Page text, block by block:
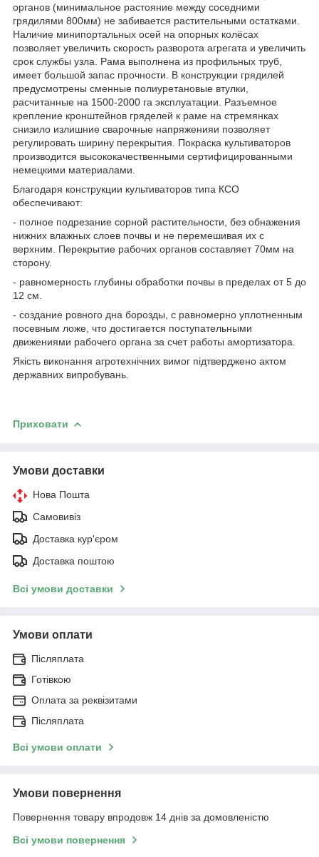
органов (минимальное растояние между соседними
грядилями 800мм) не забивается растительными остатками.
Наличие минипортальных осей на опорных колёсах
позволяет увеличить скорость разворота агрегата и увеличить
срок службы узла. Рама выполнена из профильных труб,
имеет большой запас прочности. В конструкции грядилей
предусмотрены сменные полиуретановые втулки,
расчитанные на 1500-2000 га эксплуатации. Разъемное
крепление кронштейнов гряделей к раме на стремянках
снизило излишние сварочные напряженияи позволяет
регулировать ширину перекрытия. Покраска культиваторов
производится высококачественными сертифицированными
немецкими материалами.
Благодаря конструкции культиваторов типа КСО
обеспечивают:
- полное подрезание сорной растительности, без обнажения
нижних влажных слоев почвы и не перемешивая их с
верхним. Перекрытие рабочих органов составляет 70мм на
сторону.
- равномерность глубины обработки почвы в пределах от 5 до
12 см.
- создание ровного дна борозды, с равномерно уплотненным
посевным ложе, что достигается поступательными
движениями рабочего органа за счет работы амортизатора.
Якість виконання агротехнічних вимог підтверджено актом
державних випробувань.
Приховати
Умови доставки
Нова Пошта
Самовивіз
Доставка кур'єром
Доставка поштою
Всі умови доставки
Умови оплати
Післяплата
Готівкою
Оплата за реквізитами
Післяплата
Всі умови оплати
Умови повернення
Повернення товару впродовж 14 днів за домовленістю
Всі умови повернення